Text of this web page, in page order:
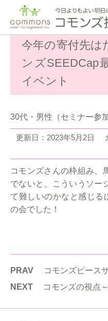
コモンズ投信 ホーム >お客様
今年の寄付先は
ンズSEEDCap
イベント
30代・男性（セミナー参加
更新日：2023年5月2日
コモンズさんの枠組み、
でないと、こういうソー
て難しいのかなと感じる
の会でした！
PRAV
コモンズピース
NEXT
コモンズの視点～